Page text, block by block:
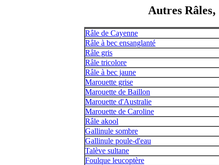
Autres
Râle de Cayenne
Râle à bec ensanglanté
Râle gris
Râle tricolore
Râle à bec jaune
Marouette grise
Marouette de Baillon
Marouette d'Australie
Marouette de Caroline
Râle akool
Gallinule sombre
Gallinule poule-d'eau
Talève sultane
Foulque leucoptère